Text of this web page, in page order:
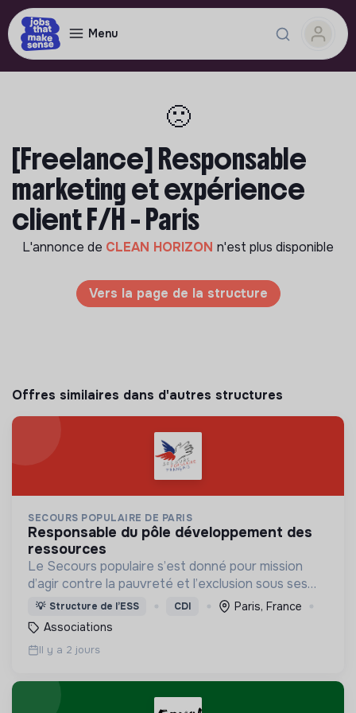
Menu
🙁
[Freelance] Responsable
marketing et expérience
client F/H - Paris
L'annonce de CLEAN HORIZON n'est plus disponible
Vers la page de la structure
Offres similaires dans d'autres structures
SECOURS POPULAIRE DE PARIS
responsable du pôle développement des
ressources
Le Secours populaire s’est donné pour mission
d’agir contre la pauvreté et l’exclusion sous ses
formes, en France et dans le monde.
💡 Structure de l’ESS CDI
Paris, France
Associations
Il y a 2 jours